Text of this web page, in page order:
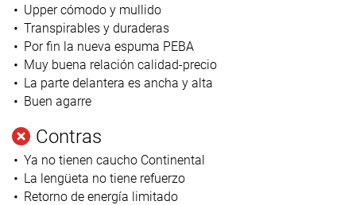
Upper cómodo y mullido
Transpirables y duraderas
Por fin la nueva espuma PEBA
Muy buena relación calidad-precio
La parte delantera es ancha y alta
Buen agarre
Contras
Ya no tienen caucho Continental
La lengüeta no tiene refuerzo
Retorno de energía limitado